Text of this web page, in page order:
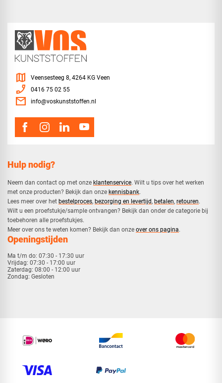
Hulp nodig?
Neem dan contact op met onze klantenservice. Wilt u tips over het werken
met onze producten? Bekijk dan onze kennisbank.
​Lees meer over het bestelproces, bezorging en levertijd, betalen, retouren.​
​Wilt u een proefstukje/sample ontvangen? Bekijk dan onder de categorie bij
toebehoren alle proefstukjes.
​​Meer over ons te weten komen? Bekijk dan onze over ons pagina.
Openingstijden
Ma t/m do: 07:30 - 17:30 uur
Vrijdag: 07:30 - 17:00 uur
Zaterdag: 08:00 - 12:00 uur
Zondag: Gesloten
map Veensesteeg 8, 4264 KG Veen
phone_enabled 0416 75 02 55
mail info@voskunststoffen.nl